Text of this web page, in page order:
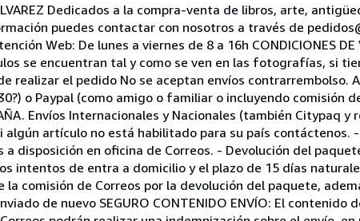
ALVAREZ Dedicados a la compra-venta de libros, arte,
puedes contactar con nosotros a través de
Web: De lunes a viernes de 8 a 16h CONDICIONES
se encuentran tal y como se ven en las fotografías, si
realizar el pedido No se aceptan envíos contrarrembolso.
o Paypal (como amigo o familiar o incluyendo comisión
Envíos Internacionales y Nacionales (también Citypaq
algún artículo no está habilitado para su país contáctenos.
disposición en oficina de Correos. - Devolución del
intentos de entra a domicilio y el plazo de 15 días
la comisión de Correos por la devolución del paquete,
de nuevo SEGURO CONTENIDO ENVÍO: El contenido